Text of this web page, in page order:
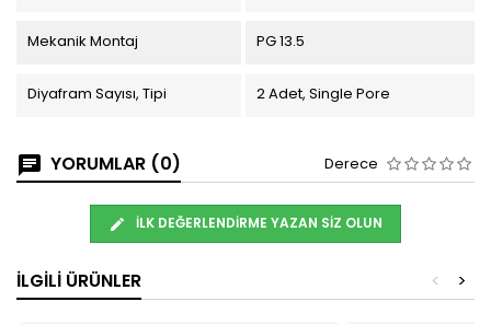
Mekanik Montaj PG 13.5
Diyafram Sayısı, Tipi 2 Adet, Single Pore
YORUMLAR (0) Derece
İLK DEĞERLENDIRME YAZAN SIZ OLUN
İLGILI ÜRÜNLER >
<